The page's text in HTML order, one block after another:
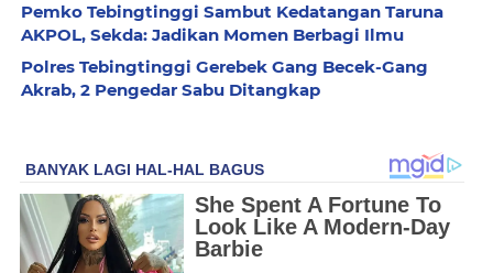
Pemko Tebingtinggi Sambut Kedatangan Taruna
AKPOL, Sekda: Jadikan Momen Berbagi Ilmu
Polres Tebingtinggi Gerebek Gang Becek-Gang
Akrab, 2 Pengedar Sabu Ditangkap